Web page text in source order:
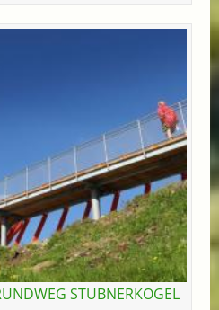
STUBNERKOGEL